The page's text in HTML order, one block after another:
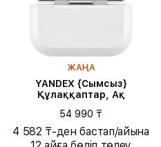
ЖАҢА
YANDEX {Сымсыз}
Құлаққаптар, Ақ
54 990 ₸
4 582 ₸-ден бастап/айына